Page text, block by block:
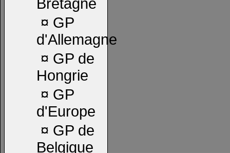
Bretagne
¤ GP
d'Allemagne
¤ GP de
Hongrie
¤ GP
d'Europe
¤ GP de
Belgique